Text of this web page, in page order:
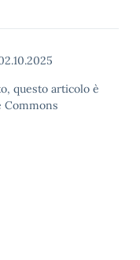
questo articolo è
Commons